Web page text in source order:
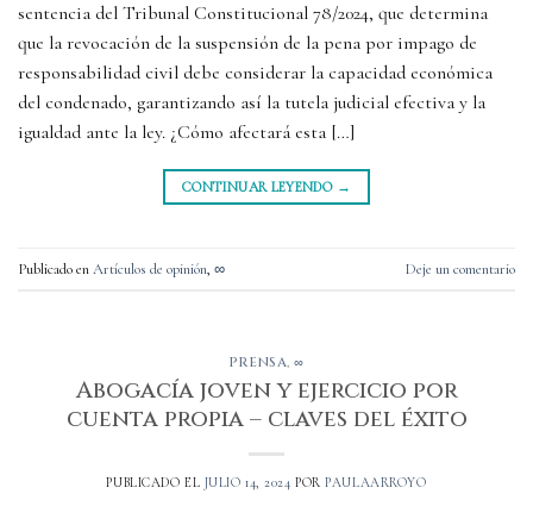
sentencia del Tribunal Constitucional 78/2024, que determina
que la revocación de la suspensión de la pena por impago de
responsabilidad civil debe considerar la capacidad económica
del condenado, garantizando así la tutela judicial efectiva y la
igualdad ante la ley. ¿Cómo afectará esta […]
CONTINUAR LEYENDO →
Publicado enArtículos de opinión, ∞ Deje un comentario
PRENSA,∞
Abogacía joven y ejercicio por
cuenta propia – claves del éxito
PUBLICADO EL JULIO 14, 2024 PORPAULAARROYO